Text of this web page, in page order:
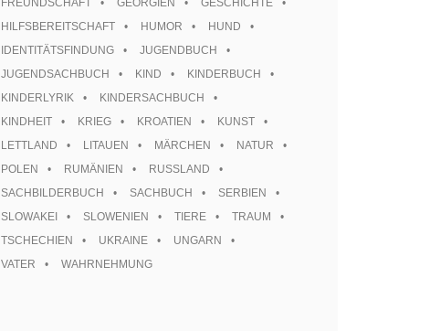
FREUNDSCHAFT
GEORGIEN
GESCHICHTE
HILFSBEREITSCHAFT
HUMOR
HUND
IDENTITÄTSFINDUNG
JUGENDBUCH
JUGENDSACHBUCH
KIND
KINDERBUCH
KINDERLYRIK
KINDERSACHBUCH
KINDHEIT
KRIEG KROATIEN
KUNST
LETTLAND
LITAUEN MÄRCHEN
NATUR
POLEN
RUMÄNIEN
RUSSLAND
SACHBILDERBUCH
SACHBUCH
SERBIEN
SLOWAKEI
SLOWENIEN TIERE
TRAUM
TSCHECHIEN
UKRAINE
UNGARN
VATER
WAHRNEHMUNG